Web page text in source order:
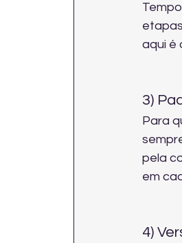
aqui é
3)
Para
pela
em
4)